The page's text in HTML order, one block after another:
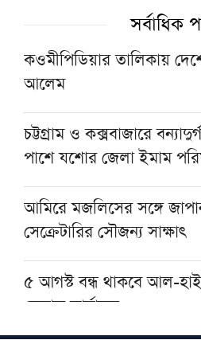
১৫ আগস্টের জাতীয় ওলামা-
সফল করতে সাভারে
নেতাকর্মীদের স্থানীয় সরকার
নির্দেশনা জমিয়তের
যুক্তরাষ্ট্রের অস্ত্র ভাণ্ডার নিয়ে
কড়া বার্তা
সর্বাধিক
কওমীপিডিয়ার তালিকায়
আলেম
চট্টগ্রাম ও কক্সবাজারে
পাশে যশোর জেলা ইমাম
আমিরে মজলিসের সঙ্গে
সেক্রেটারির সৌজন্য সাক্ষাৎ
৫ আগস্ট বন্ধ থাকবে আল-
বেফাক কার্যালয়